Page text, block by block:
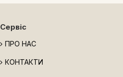
Сервіс
ПРО НАС
КОНТАКТИ